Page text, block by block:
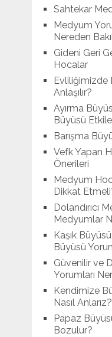
Sahtekar
Medyum
Nereden
Gideni Geri
Hocalar
Evliliğimizde
Anlaşılır?
Ayırma
Büyüsü
Barışma
Vefk Yapan
Önerileri
Medyum
Dikkat
Dolandırıcı
Medyumlar
Kaşık
Büyüsü
Güvenilir ve
Yorumları
Kendimize
Nasıl Anlarız?
Papaz
Bozulur?